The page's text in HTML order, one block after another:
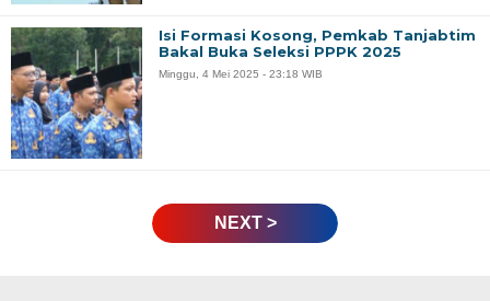
Isi Formasi Kosong, Pemkab Tanjabtim
Bakal Buka Seleksi PPPK 2025
Minggu, 4 Mei 2025 - 23:18 WIB
NEXT >